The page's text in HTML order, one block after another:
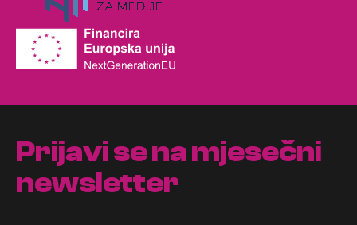
Prijavi se na mjesečni
newsletter